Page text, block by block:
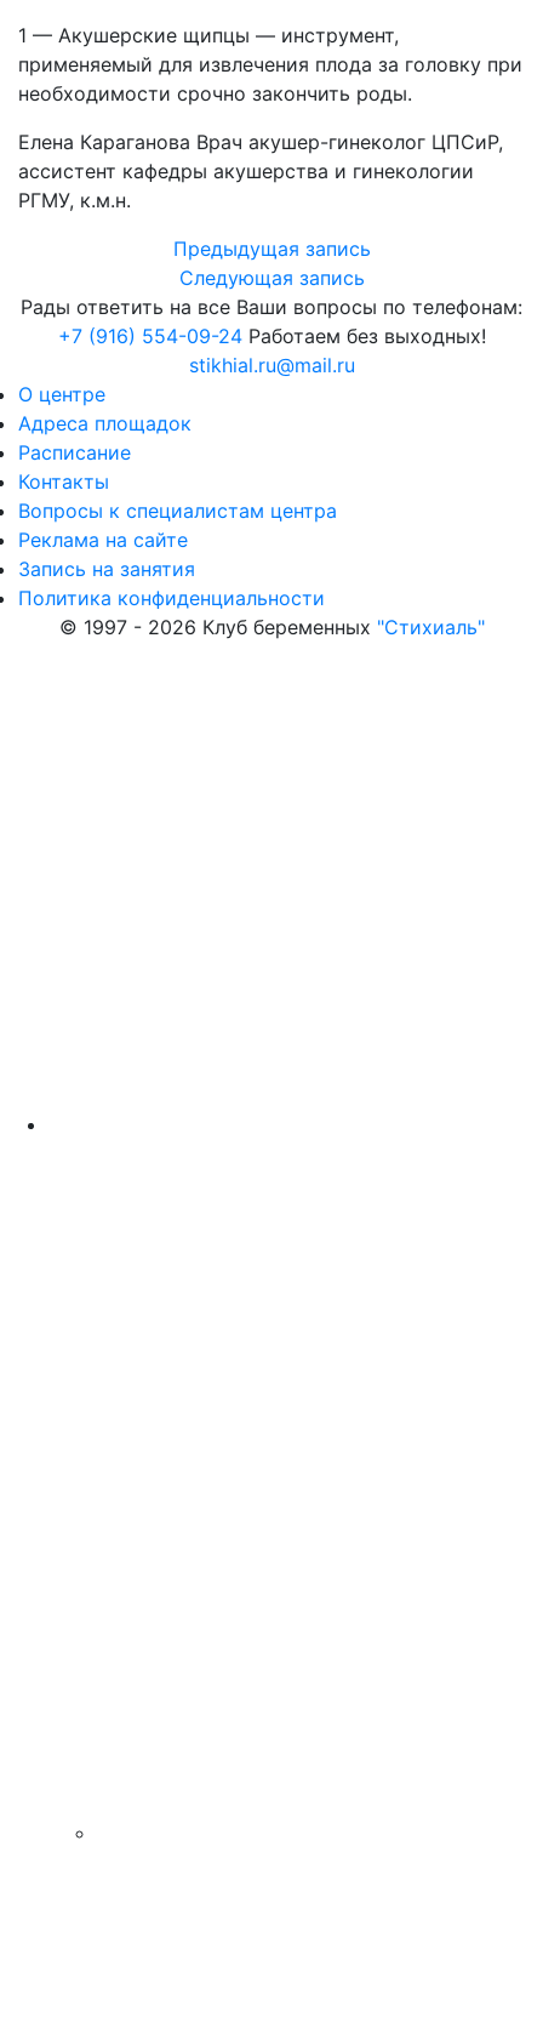
1 — Акушерские щипцы — инструмент,
применяемый для извлечения плода за головку при
необходимости срочно закончить роды.
Елена Караганова Врач акушер-гинеколог ЦПСиР,
ассистент кафедры акушерства и гинекологии
РГМУ, к.м.н.
Предыдущая запись
Следующая запись
Рады ответить на все Ваши вопросы по телефонам:
+7 (916) 554-09-24 Работаем без выходных!
stikhial.ru@mail.ru
Вопросы к специалистам центра
Реклама на сайте
Запись на занятия
Политика конфиденциальности
О центре
Адреса площадок
Расписание
Контакты
© 1997 - 2026 Клуб беременных "Стихиаль"